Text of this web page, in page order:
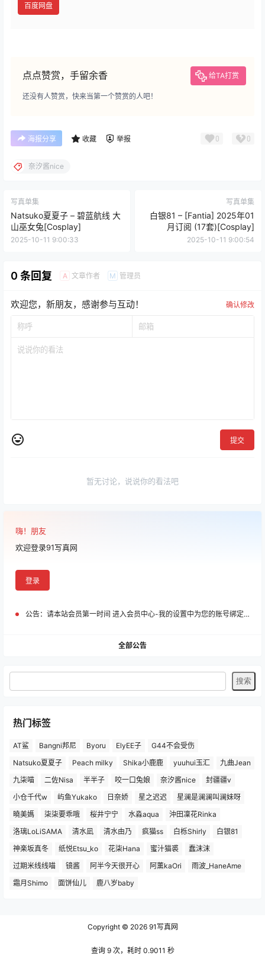
百度网盘
点点赞赏，手留余香 给TA打赏
还没有人赞赏，快来当第一个赞赏的人吧！
海报分享 收藏 举报 0 0
奈汐酱nice
写真单集
Natsuko夏夏子 – 碧蓝航线 大
山巫女兔[Cosplay]
2025-10-11 9:00:33
写真单集
白银81 – [Fantia] 2025年01
月订阅 (17套)[Cosplay]
2025-10-11 9:00:54
0 条回复 A 文章作者 M 管理员
欢迎您，新朋友，感谢参与互动！ 确认修改
提交
暂无讨论，说说你的看法吧
嗨！朋友
欢迎登录91写真网
登录
公告： 请本站会员第一时间 进入会员中心-我的设置中为您的账号绑定邮箱!
全部公告
热门标签
AT鲨 Bangni邦尼 Byoru ElyEE子
G44不会受伤
Natsuko夏夏子
Peach milky Shika小鹿鹿 yuuhui玉汇
九曲Jean
九柒喵
二佐Nisa 半半子 咬一口兔娘 奈汐酱nice
封疆疆v
小仓千代w
屿鱼Yukako 日奈娇 星之迟迟
星澜是澜澜叫澜妹呀
曉美媽
柒柒要乖哦 桜井宁宁 水淼aqua
沖田凜花Rinka
洛璃LoLiSAMA
清水凪 清水由乃 疯猫ss 白栎Shirly
白银81
神楽坂真冬
纸悦Etsu_ko 花柒Hana 蜜汁猫裘
蠢沫沫
过期米线线喵
镜酱 阿半今天很开心 阿薰kaOri
雨波_HaneAme
霜月Shimo
面饼仙儿 鹿八岁baby
Copyright © 202691写真网
查询 9 次，耗时 0.9011 秒